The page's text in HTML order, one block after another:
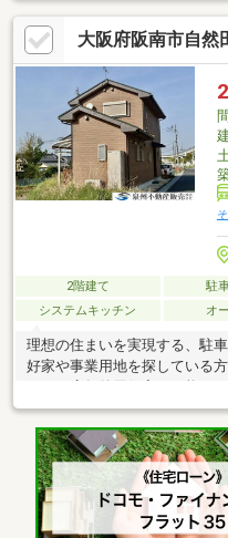
大阪府阪南市自然
2階建て 駐
システムキッチン
オ
理想の住まいを実現する、駐
好家や事業用地を探している